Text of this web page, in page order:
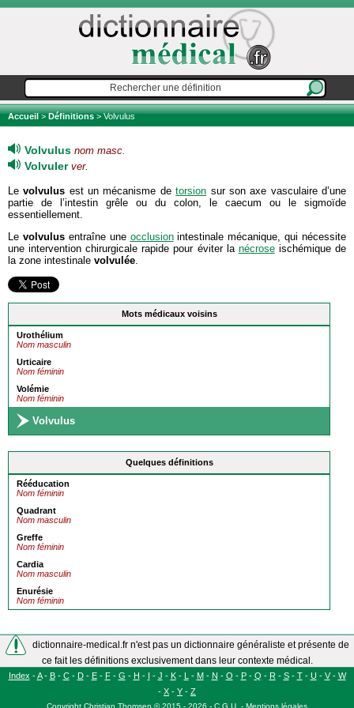
Accueil>Définitions> Volvulus
Mots médicaux voisins
Urothélium
Nom masculin
Urticaire
Nom féminin
Volémie
Nom féminin
Volvulus
Quelques définitions
Rééducation
Nom féminin
Quadrant
Nom masculin
Greffe
Nom féminin
Cardia
Nom masculin
Enurésie
Nom féminin
Volvulus nom masc.
Volvuler ver.
Levolvulus est un mécanisme detorsion sur son axe vasculaire d’une
partie de l’intestin grêle ou du colon, le caecum ou le sigmoïde
essentiellement.
Le volvulusentraîne une occlusionintestinale mécanique, qui nécessite
une intervention chirurgicale rapide pour éviter la nécroseischémique de
la zone intestinale volvulée.
dictionnaire-medical.fr n'est pas un dictionnaire généraliste et présente de
ce fait les définitions exclusivement dans leur contexte médical.
Index -A- B- C- D- E- F- G - H - I - J - K- L - M- N - O - P- Q - R- S- T- U- V- W
- X - Y - Z
Copyright Christian Thomsen ©2015 - 2026 - C.G.U. - Mentions légales